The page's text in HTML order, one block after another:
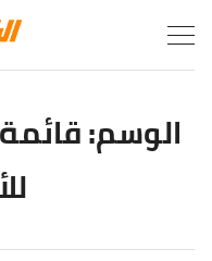
الوسم: